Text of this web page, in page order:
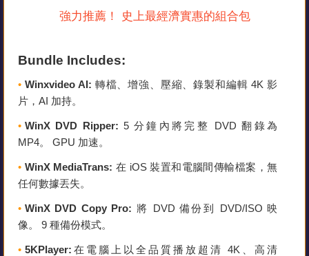
強力推薦！ 史上最經濟實惠的組合包
Bundle Includes:
• Winxvideo AI: 轉檔、增強、壓縮、錄製和編輯 4K 影
片，AI 加持。
• WinX DVD Ripper: 5 分鐘內將完整 DVD 翻錄為
MP4。 GPU 加速。
• WinX MediaTrans: 在 iOS 裝置和電腦間傳輸檔案，無
任何數據丟失。
• WinX DVD Copy Pro: 將 DVD 備份到 DVD/ISO 映
像。 9 種備份模式。
• 5KPlayer: 在電腦上以全品質播放超清 4K、高清